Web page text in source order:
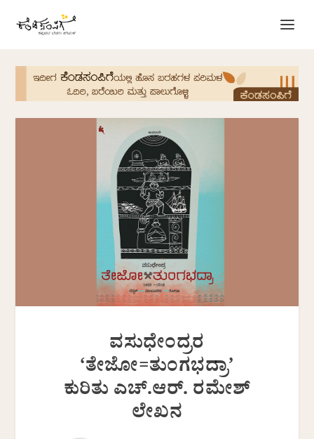
ವಸುಧೇಂದ್ರರ
‘ತೇಜೋ=ತುಂಗಭದ್ರಾ’
ಕುರಿತು ಎಚ್.ಆರ್. ರಮೇಶ್
ಲೇಖನ